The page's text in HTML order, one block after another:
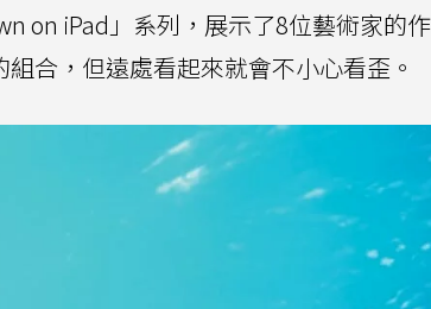
on iPad」系列，展示了8位藝術家的
合，但遠處看起來就會不小心看歪。